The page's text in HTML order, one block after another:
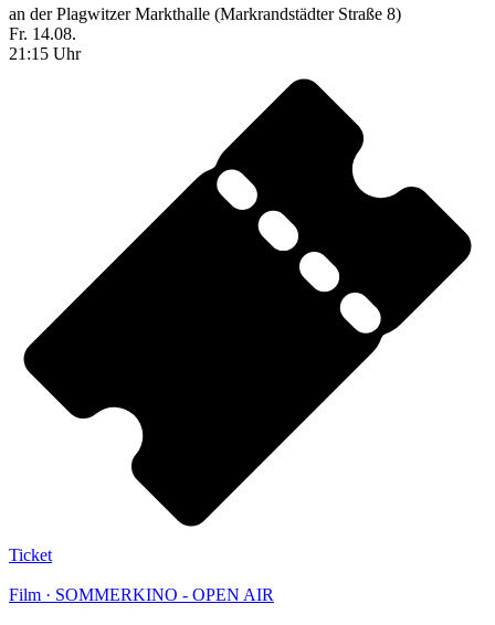
an der Plagwitzer Markthalle (Markrandstädter Straße 8)
Fr. 14.08.
21:15 Uhr
Ticket
Film · SOMMERKINO - OPEN AIR